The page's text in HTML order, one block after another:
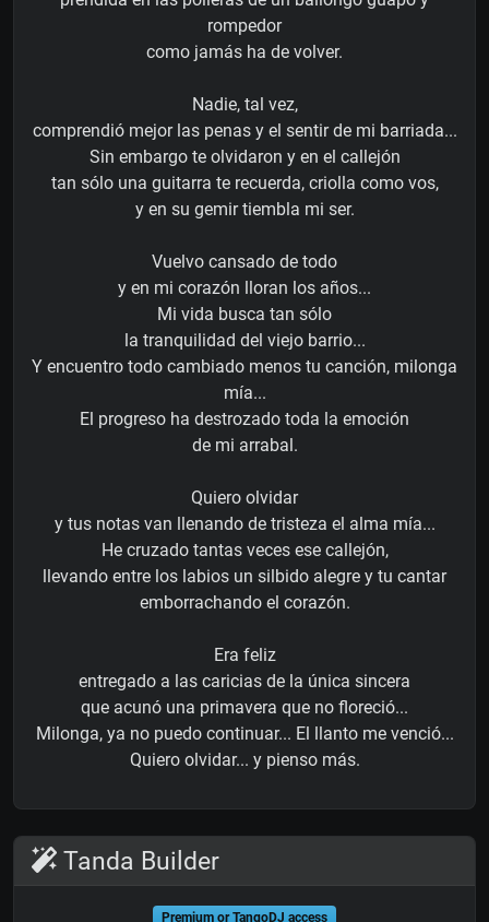
rompedor
como jamás ha de volver.
Nadie, tal vez,
comprendió mejor las penas y el sentir de mi barriada...
Sin embargo te olvidaron y en el callejón
tan sólo una guitarra te recuerda, criolla como vos,
y en su gemir tiembla mi ser.
Vuelvo cansado de todo
y en mi corazón lloran los años...
Mi vida busca tan sólo
la tranquilidad del viejo barrio...
Y encuentro todo cambiado menos tu canción, milonga
mía...
El progreso ha destrozado toda la emoción
de mi arrabal.
Quiero olvidar
y tus notas van llenando de tristeza el alma mía...
He cruzado tantas veces ese callejón,
llevando entre los labios un silbido alegre y tu cantar
emborrachando el corazón.
Era feliz
entregado a las caricias de la única sincera
que acunó una primavera que no floreció...
Milonga, ya no puedo continuar... El llanto me venció...
Quiero olvidar... y pienso más.
Tanda Builder
Premium or TangoDJ access